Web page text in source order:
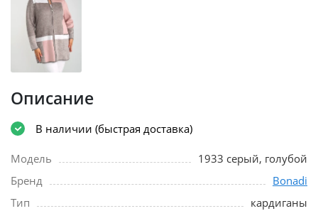
Описание
В наличии (быстрая доставка)
Модель
1933 серый, голубой
Бренд
Bonadi
Тип
кардиганы